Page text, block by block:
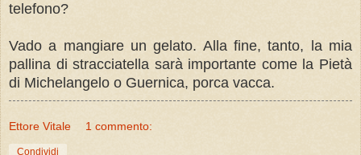
telefono?
Vado a mangiare un gelato. Alla fine, tanto, la mia
pallina di stracciatella sarà importante come la Pietà
di Michelangelo o Guernica, porca vacca.
Ettore Vitale 1 commento:
Condividi